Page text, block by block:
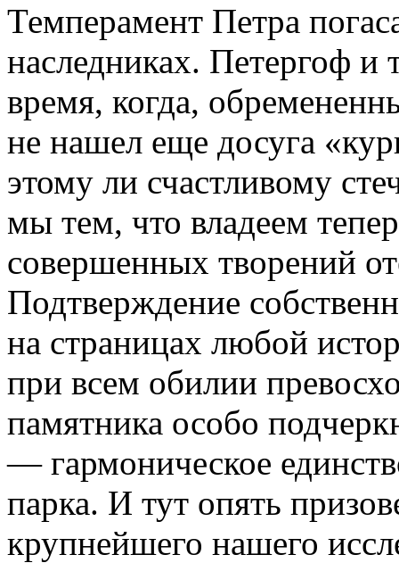
Темперамент Петра
наследниках. Петергоф и
время, когда,
не нашел еще досуга
этому ли счастливому
мы тем, что владеем
совершенных творений
Подтверждение
на страницах любой
при всем обилии
памятника особо
— гармоническое
парка. И тут опять
крупнейшего нашего